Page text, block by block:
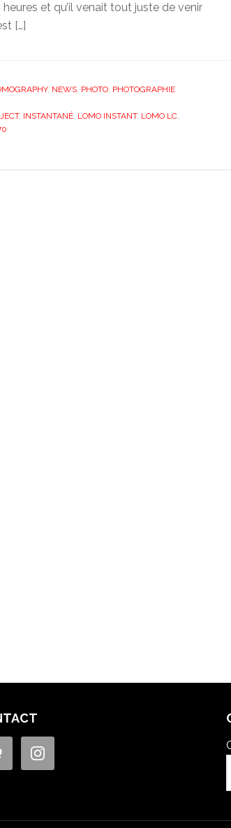
heures et qu’il venait tout juste de venir
[…]
, NEWS, PHOTO, PHOTOGRAPHIE
, INSTANTANÉ, LOMO INSTANT, LOMO LC,